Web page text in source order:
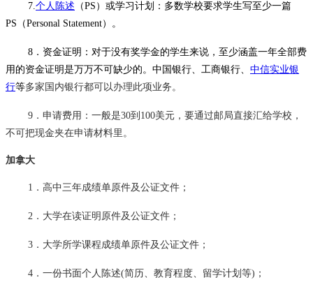
7. 个人陈述 （PS）或学习计划：多数学校要求学生写至少一篇
PS（Personal Statement）。
8．资金证明：对于没有奖学金的学生来说，至少涵盖一年全部费
用的资金证明是万万不可缺少的。中国银行、工商银行、 中信实业银
行等多家国内银行都可以办理此项业务。
9．申请费用：一般是30到100美元，要通过邮局直接汇给学校，
不可把现金夹在申请材料里。
加拿大
1．高中三年成绩单原件及公证文件；
2．大学在读证明原件及公证文件；
3．大学所学课程成绩单原件及公证文件；
4．一份书面个人陈述(简历、教育程度、留学计划等)；